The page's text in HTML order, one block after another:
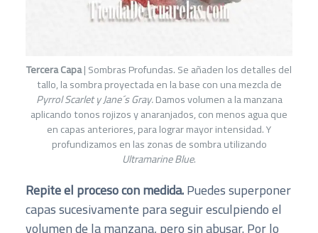
Tercera Capa| Sombras Profundas. Se añaden los detalles del
tallo, la sombra proyectada en la base con una mezcla de
Pyrrol Scarlet y Jane´s Gray.Damos volumen a la manzana
aplicando tonos rojizos y anaranjados, con menos agua que
en capas anteriores, para lograr mayor intensidad. Y
profundizamos en las zonas de sombra utilizando
Ultramarine Blue.
Repite el proceso con medida.Puedes superponer
capas sucesivamente para seguir esculpiendo el
volumen de la manzana, pero sin abusar. Por lo